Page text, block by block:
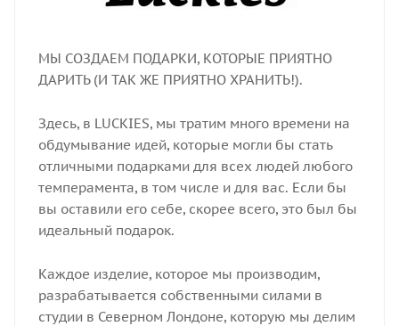
МЫ СОЗДАЕМ ПОДАРКИ, КОТОРЫЕ ПРИЯТНО
ДАРИТЬ (И ТАК ЖЕ ПРИЯТНО ХРАНИТЬ!).
Здесь, в LUCKIES, мы тратим много времени на
обдумывание идей, которые могли бы стать
отличными подарками для всех людей любого
темперамента, в том числе и для вас. Если бы
вы оставили его себе, скорее всего, это был бы
идеальный подарок.
Каждое изделие, которое мы производим,
разрабатывается собственными силами в
студии в Северном Лондоне, которую мы делим